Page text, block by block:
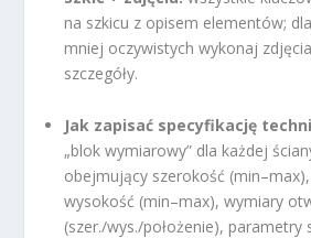
na szkicu z opisem elementów;
mniej oczywistych wykonaj
szczegóły.
Jak zapisać specyfikację
„blok wymiarowy” dla każdej
obejmujący szerokość (min–max),
wysokość (min–max), wymiary
(szer./wys./położenie), parametry